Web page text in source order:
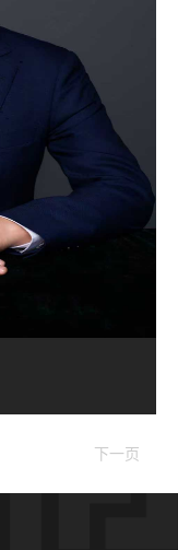
下一页